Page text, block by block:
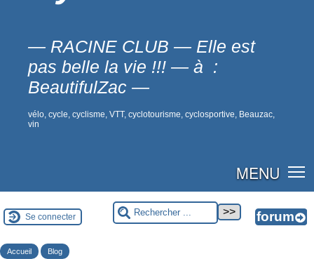
— RACINE CLUB — Elle est
pas belle la vie !!! — à :
BeautifulZac —
vélo, cycle, cyclisme, VTT, cyclotourisme, cyclosportive, Beauzac,
vin
MENU
Se connecter
Accueil Blog